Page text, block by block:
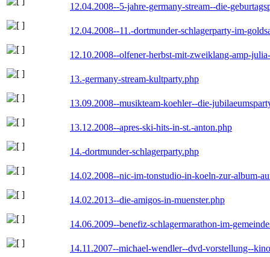
12.04.2008--5-jahre-germany-stream--die-
12.04.2008--11.-dortmunder-schlagerparty-im-
12.10.2008--olfener-herbst-mit-zweiklang-amp-
13.-germany-stream-kultparty.php
13.09.2008--musikteam-koehler--die-
13.12.2008--apres-ski-hits-in-st.-anton.php
14.-dortmunder-schlagerparty.php
14.02.2008--nic-im-tonstudio-in-koeln-zur-album-
14.02.2013--die-amigos-in-muenster.php
14.06.2009--benefiz-schlagermarathon-im-
14.11.2007--michael-wendler--dvd-vorstellung--